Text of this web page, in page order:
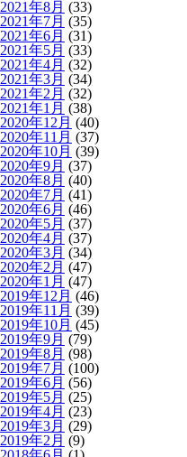
2021年8月 (33)
2021年7月 (35)
2021年6月 (31)
2021年5月 (33)
2021年4月 (32)
2021年3月 (34)
2021年2月 (32)
2021年1月 (38)
2020年12月 (40)
2020年11月 (37)
2020年10月 (39)
2020年9月 (37)
2020年8月 (40)
2020年7月 (41)
2020年6月 (46)
2020年5月 (37)
2020年4月 (37)
2020年3月 (34)
2020年2月 (47)
2020年1月 (47)
2019年12月 (46)
2019年11月 (39)
2019年10月 (45)
2019年9月 (79)
2019年8月 (98)
2019年7月 (100)
2019年6月 (56)
2019年5月 (25)
2019年4月 (23)
2019年3月 (29)
2019年2月 (9)